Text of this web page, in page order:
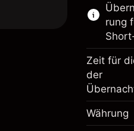
rung
Zeit für
der
Währung